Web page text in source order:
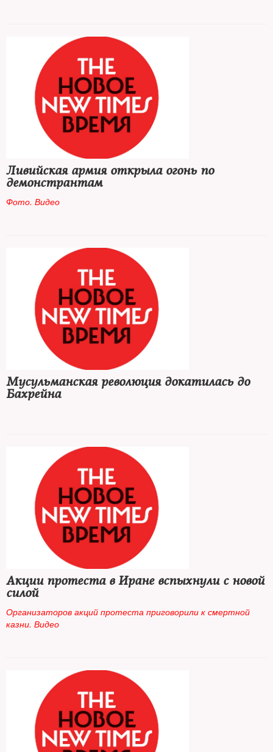
Ливийская армия открыла огонь по
демонстрантам
Фото. Видео
Мусульманская революция докатилась до
Бахрейна
Акции протеста в Иране вспыхнули с новой
силой
Организаторов акций протеста приговорили к смертной
казни. Видео